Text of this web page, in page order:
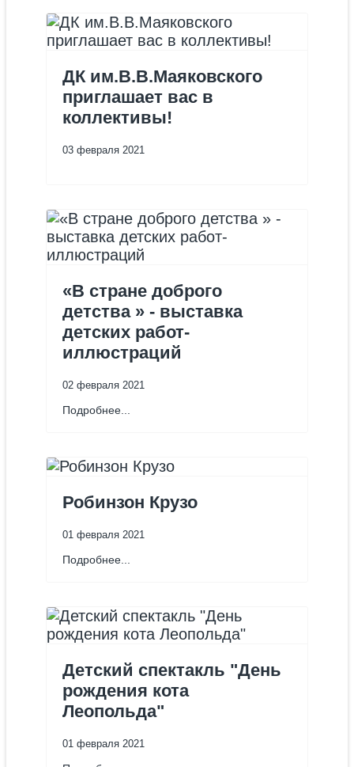
ДК им.В.В.Маяковского
приглашает вас в
коллективы!
03 февраля 2021
«В стране доброго
детства » - выставка
детских работ-
иллюстраций
02 февраля 2021
Подробнее...
Робинзон Крузо
01 февраля 2021
Подробнее...
Детский спектакль "День
рождения кота
Леопольда"
01 февраля 2021